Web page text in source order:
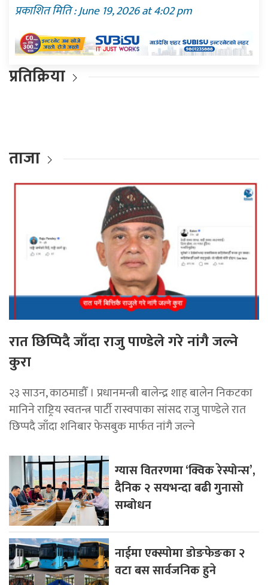
प्रकाशित मिति : June 19, 2026 at 4:02 pm
प्रतिक्रिया
ताजा
रात छिप्पिदै जाँदा राजु पाण्डेले गरे नांगै जल्ने
कुरा
२३ साउन, काठमाडौँ । प्रधानमन्त्री बालेन्द्र शाह बालेन निकटका
मानिने राष्ट्रिय स्वतन्त्र पार्टी रास्वपाका सांसद राजु पाण्डेले रात
छिप्पदै जाँदा शनिबार फेसबुक मार्फत नांगै जल्ने
ग्यास वितरणमा ‘क्विक रेस्पोन्स’,
दैनिक २ सयभन्दा बढी गुनासो
सम्बोधन
नाईमा एक्स्पोमा डोङफेङका २
वटा बस सार्वजनिक हुने